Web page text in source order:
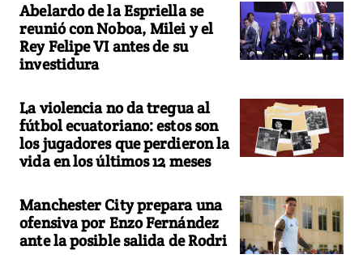
Abelardo de la Espriella se
reunió con Noboa, Milei y el
Rey Felipe VI antes de su
investidura
La violencia no da tregua al
fútbol ecuatoriano: estos son
los jugadores que perdieron la
vida en los últimos 12 meses
Manchester City prepara una
ofensiva por Enzo Fernández
ante la posible salida de Rodri